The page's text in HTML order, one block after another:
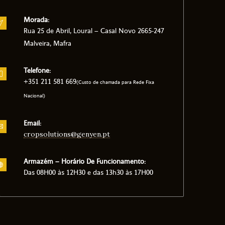
Morada:
Rua 25 de Abril, Loural – Casal Novo 2665-247
Malveira, Mafra
Telefone:
+351 211 581 669(Custo de chamada para Rede Fixa
Nacional)
Email:
cropsolutions@genyen.pt
Armazém – Horário De Funcionamento:
Das 08H00 às 12H30 e das 13h30 às 17H00